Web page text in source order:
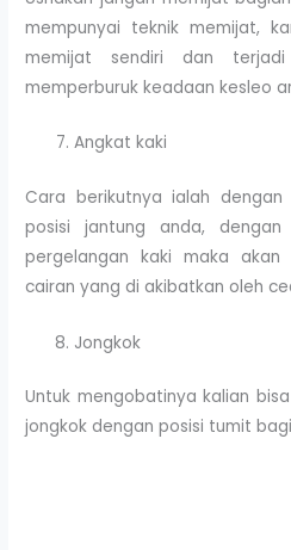
mempunyai teknik memijat,
memijat sendiri dan
memperburuk keadaan kesleo
Angkat kaki
Cara berikutnya ialah
posisi jantung anda,
pergelangan kaki maka akan
cairan yang di akibatkan oleh
Jongkok
Untuk mengobatinya kalian
jongkok dengan posisi tumit